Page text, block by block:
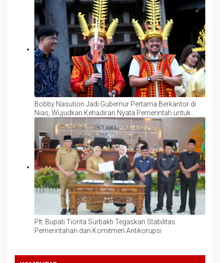
Bobby Nasution Jadi Gubernur Pertama Berkantor di
Nias, Wujudkan Kehadiran Nyata Pemerintah untuk
Percepat Pembangunan
Plt. Bupati Tiorita Surbakti Tegaskan Stabilitas
Pemerintahan dan Komitmen Antikorupsi